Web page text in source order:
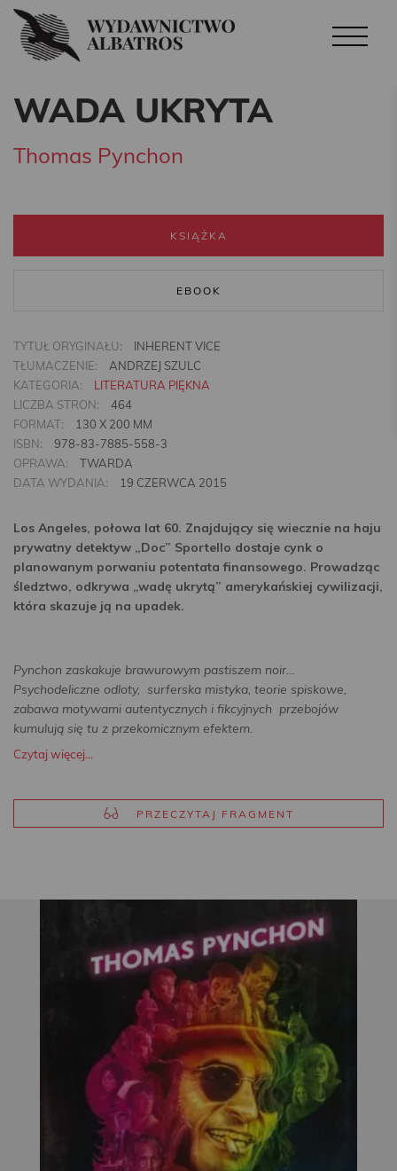
WADA UKRYTA
Thomas Pynchon
KSIĄŻKA
EBOOK
TYTUŁ ORYGINAŁU:
INHERENT VICE
TŁUMACZENIE:
ANDRZEJ SZULC
KATEGORIA:
LITERATURA PIĘKNA
LICZBA STRON:
464
FORMAT:
130 X 200 MM
ISBN:
978-83-7885-558-3
OPRAWA:
TWARDA
DATA WYDANIA:
19 CZERWCA 2015
Los Angeles, połowa lat 60. Znajdujący się wiecznie na haju
prywatny detektyw „Doc” Sportello dostaje cynk o
planowanym porwaniu potentata finansowego. Prowadząc
śledztwo, odkrywa „wadę ukrytą” amerykańskiej cywilizacji,
która skazuje ją na upadek.
Pynchon zaskakuje brawurowym pastiszem noir…
Psychodeliczne odloty, surferska mistyka, teorie spiskowe,
zabawa motywami autentycznych i fikcyjnych przebojów
kumulują się tu z przekomicznym efektem.
Czytaj więcej...
PRZECZYTAJ FRAGMENT